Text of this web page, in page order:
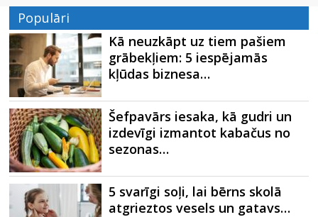
Populāri
Kā neuzkāpt uz tiem pašiem
grābekļiem: 5 iespējamās
kļūdas biznesa…
Šefpavārs iesaka, kā gudri un
izdevīgi izmantot kabačus no
sezonas…
5 svarīgi soļi, lai bērns skolā
atgrieztos vesels un gatavs…